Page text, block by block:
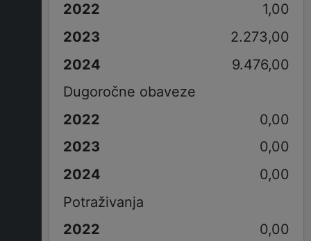
1,00
2.273,00
9.476,00
Dugoročne obaveze
0,00
0,00
0,00
Potraživanja
0,00